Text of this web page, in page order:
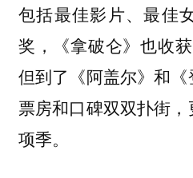
包括最佳影片、最佳
奖，《拿破仑》也收
但到了《阿盖尔》和
票房和口碑双双扑街
项季。